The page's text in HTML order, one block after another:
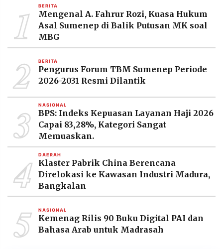
1 BERITA
Mengenal A. Fahrur Rozi, Kuasa Hukum
Asal Sumenep di Balik Putusan MK soal
MBG
2 BERITA
Pengurus Forum TBM Sumenep Periode
2026-2031 Resmi Dilantik
3 NASIONAL
BPS: Indeks Kepuasan Layanan Haji 2026
Capai 83,28%, Kategori Sangat
Memuaskan.
4 DAERAH
Klaster Pabrik China Berencana
Direlokasi ke Kawasan Industri Madura,
Bangkalan
5 NASIONAL
Kemenag Rilis 90 Buku Digital PAI dan
Bahasa Arab untuk Madrasah